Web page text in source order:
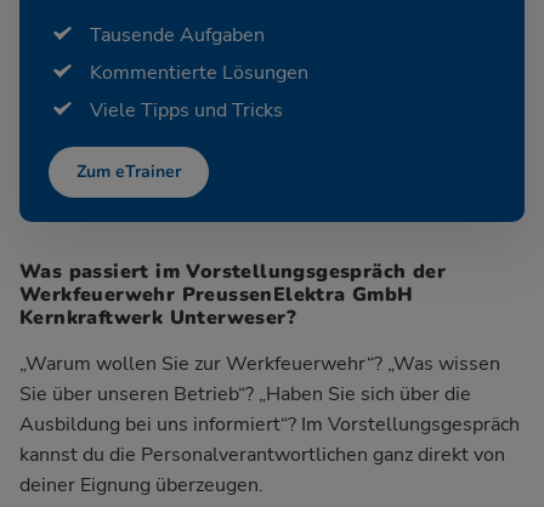
Tausende Aufgaben
Kommentierte Lösungen
Viele Tipps und Tricks
Zum eTrainer
Was passiert im Vorstellungsgespräch der
Werkfeuerwehr PreussenElektra GmbH
Kernkraftwerk Unterweser?
„Warum wollen Sie zur Werkfeuerwehr“? „Was wissen
Sie über unseren Betrieb“? „Haben Sie sich über die
Ausbildung bei uns informiert“? Im Vorstellungsgespräch
kannst du die Personalverantwortlichen ganz direkt von
deiner Eignung überzeugen.